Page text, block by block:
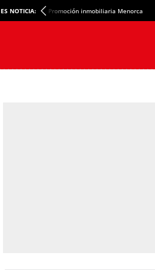
ES NOTICIA: Promoción inmobiliaria Menorca